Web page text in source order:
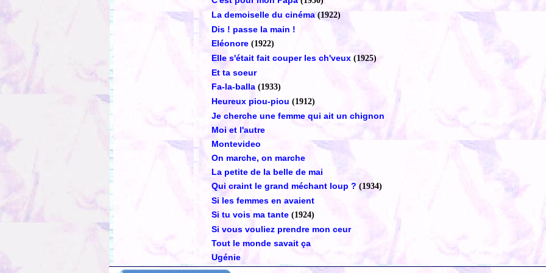
La demoiselle du cinéma (1922)
Dis ! passe la main !
Eléonore (1922)
Elle s'était fait couper les ch'veux (1925)
Et ta soeur
Fa-la-balla (1933)
Heureux piou-piou (1912)
Je cherche une femme qui ait un chignon
Moi et l'autre
Montevideo
On marche, on marche
La petite de la belle de mai
Qui craint le grand méchant loup ? (1934)
Si les femmes en avaient
Si tu vois ma tante (1924)
Si vous vouliez prendre mon ceur
Tout le monde savait ça
Ugénie